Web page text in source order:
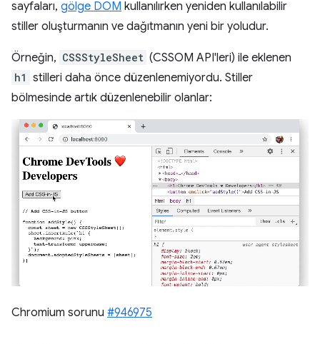
sayfaları, gölge DOM kullanılırken yeniden kullanılabilir
stiller oluşturmanın ve dağıtmanın yeni bir yoludur.
Örneğin, CSSStyleSheet (CSSOM API'leri) ile eklenen
h1 stilleri daha önce düzenlenemiyordu. Stiller
bölmesinde artık düzenlenebilir olanlar:
Chromium sorunu #946975